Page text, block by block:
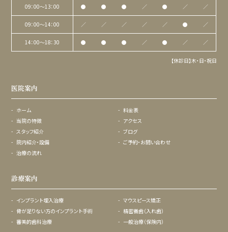
09：00〜13：00 ● ● ● ／ ● ／ ／
09：00〜14：00 ／ ／ ／ ／ ／ ● ／
14：00〜18：30 ● ● ● ／ ● ／ ／
【休診日】木・日・祝日
医院案内
ホーム
料金表
当院の特徴
アクセス
スタッフ紹介
ブログ
院内紹介・設備
ご予約・お問い合わせ
治療の流れ
診療案内
インプラント埋入治療
マウスピース矯正
骨が足りない方のインプラント手術
精密義歯（入れ歯）
審美的歯科治療
一般治療（保険内）